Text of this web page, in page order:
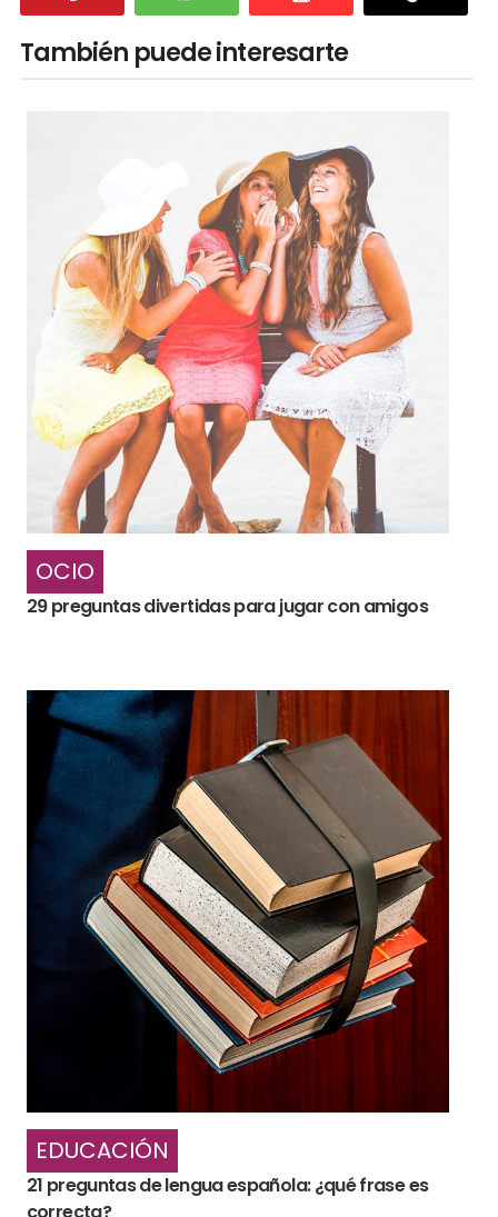
También puede interesarte
OCIO
29 preguntas divertidas para jugar con amigos
EDUCACIÓN
21 preguntas de lengua española: ¿qué frase es